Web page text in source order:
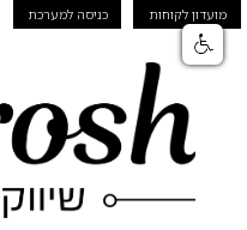
מועדון לקוחות כניסה למערכת